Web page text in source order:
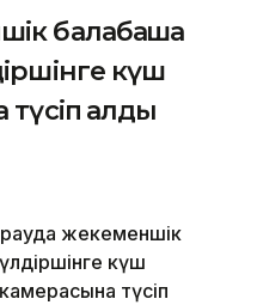
балабақша
күш
қалды
жекеменшік
күш
түсіп